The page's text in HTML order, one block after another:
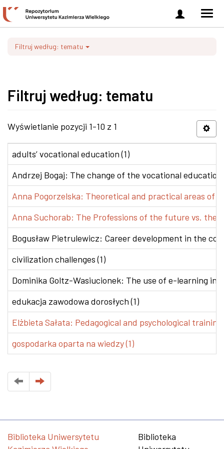
Zaloguj
się
Filtruj według: tematu
Filtruj według: tematu
Wyświetlanie pozycji 1-10 z 1
adults’ vocational education (1)
Andrzej Bogaj: The change of the vocational
Anna Pogorzelska: Theoretical and practical areas of
Anna Suchorab: The Professions of the future vs. the
Bogusław Pietrulewicz: Career development in the
civilization challenges (1)
Dominika Goltz-Wasiucionek: The use of e-learning in
edukacja zawodowa dorosłych (1)
Elżbieta Sałata: Pedagogical and psychological
gospodarka oparta na wiedzy (1)
Biblioteka Uniwersytetu
Biblioteka